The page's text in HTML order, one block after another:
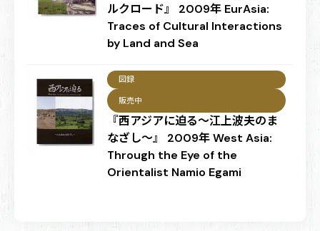
ルクロード』 2009年 EurAsia:
Traces of Cultural Interactions
by Land and Sea
『西アジアに迫る～江上波夫のま
なざし～』 2009年 West Asia:
Through the Eye of the
Orientalist Namio Egami
図録
販売中